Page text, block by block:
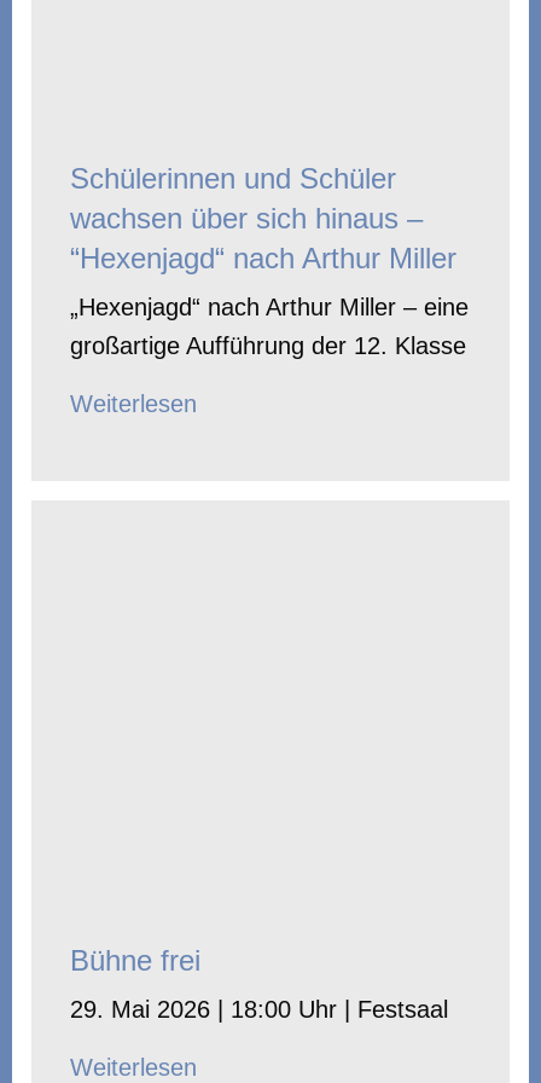
Schülerinnen und Schüler
wachsen über sich hinaus –
“Hexenjagd“ nach Arthur Miller
„Hexenjagd“ nach Arthur Miller – eine
großartige Aufführung der 12. Klasse
Weiterlesen
Bühne frei
29. Mai 2026 | 18:00 Uhr | Festsaal
Weiterlesen